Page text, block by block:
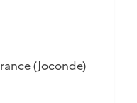
(Joconde)